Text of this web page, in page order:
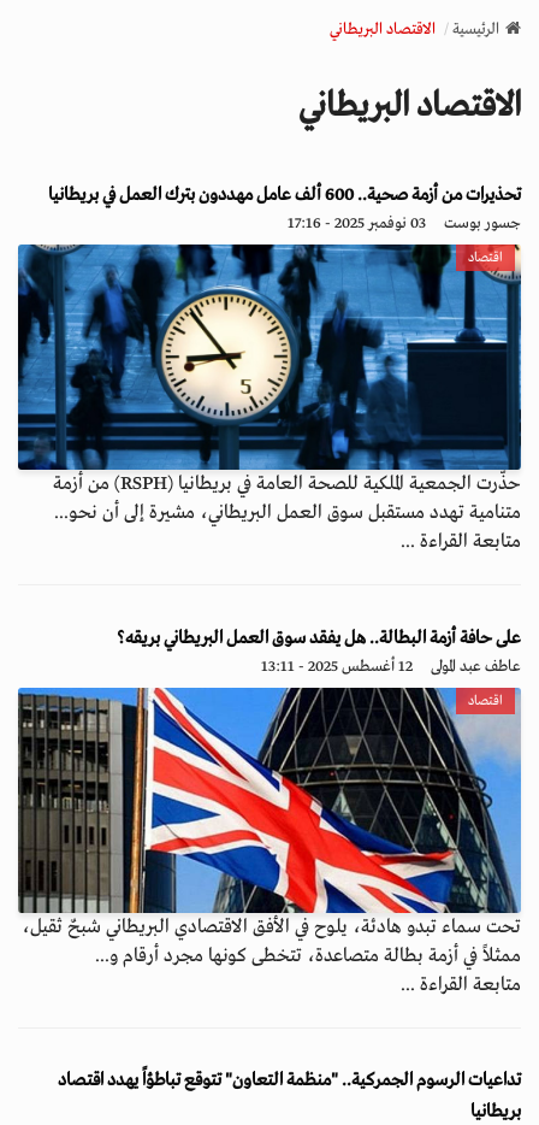
v
a
o
n
الرئيسية الاقتصاد البريطاني
الاقتصاد البريطاني
تحذيرات من أزمة صحية.. 600 ألف عامل مهددون بترك العمل في بريطانيا
جسور بوست 03 نوفمبر 2025 - 17:16
اقتصاد
حذّرت الجمعية الملكية للصحة العامة في بريطانيا (RSPH) من أزمة
متنامية تهدد مستقبل سوق العمل البريطاني، مشيرة إلى أن نحو...
متابعة القراءة ...
على حافة أزمة البطالة.. هل يفقد سوق العمل البريطاني بريقه؟
عاطف عبد المولى 12 أغسطس 2025 - 13:11
اقتصاد
تحت سماء تبدو هادئة، يلوح في الأفق الاقتصادي البريطاني شبحٌ ثقيل،
ممثلاً في أزمة بطالة متصاعدة، تتخطى كونها مجرد أرقام و...
متابعة القراءة ...
تداعيات الرسوم الجمركية.. "منظمة التعاون" تتوقع تباطؤاً يهدد اقتصاد
بريطانيا